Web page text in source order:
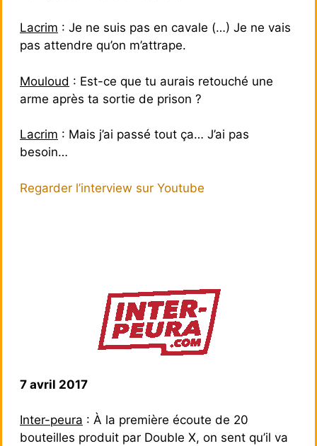
Lacrim : Je ne suis pas en cavale (…) Je ne vais
pas attendre qu’on m’attrape.
Mouloud : Est-ce que tu aurais retouché une
arme après ta sortie de prison ?
Lacrim : Mais j’ai passé tout ça… J’ai pas
besoin…
Regarder l’interview sur Youtube
7 avril 2017
Inter-peura : À la première écoute de 20
bouteilles produit par Double X, on sent qu’il va